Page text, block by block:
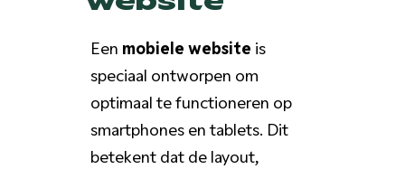
Een mobiele website is
speciaal ontworpen om
optimaal te functioneren op
smartphones en tablets. Dit
betekent dat de layout,